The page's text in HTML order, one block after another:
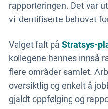
rapporteringen. Det var
vi identifiserte behovet
Valget falt på Stratsys-
kollegene hennes innså
flere områder samlet.
oversiktlig og enkelt å
gjaldt oppfølging og